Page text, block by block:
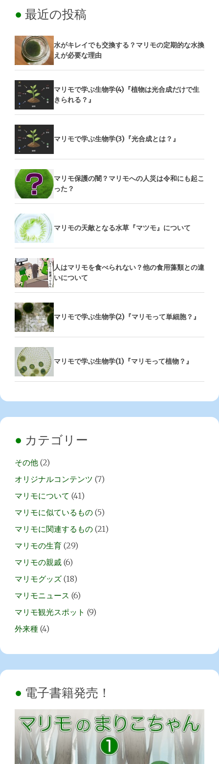
最近の投稿
水がキレイでも交換する？マリモの定期的な水換
えが必要な理由
マリモで学ぶ生物学(4)『植物は光合成だけで生
きられる？』
マリモで学ぶ生物学(3)『光合成とは？』
マリモ保護の闇？マリモへの人災は令和にも起こ
った？
マリモの天敵となる水草『マツモ』について
人はマリモを食べられない？他の食用藻類との違
いについて
マリモで学ぶ生物学(2)『マリモって単細胞？』
マリモで学ぶ生物学(1)『マリモって植物？』
カテゴリー
その他 (2)
オリジナルコンテンツ (7)
マリモについて (41)
マリモに似ているもの (5)
マリモに関連するもの (21)
マリモの生育 (29)
マリモの親戚 (6)
マリモグッズ (18)
マリモニュース (6)
マリモ観光スポット (9)
外来種 (4)
電子書籍発売！